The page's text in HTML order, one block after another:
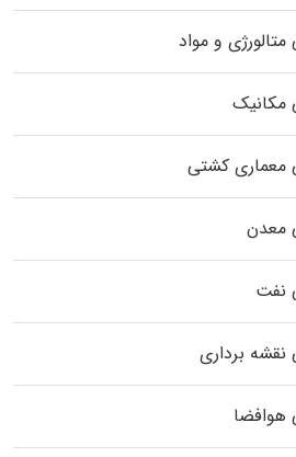
و مواد
مکانیک
معماری کشتی
معدن
نفت
برداری
هوافضا